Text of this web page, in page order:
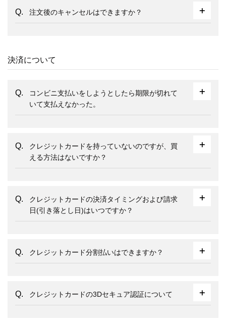
注文後のキャンセルはできますか？
決済について
コンビニ支払いをしようとしたら期限が切れて
いて支払えなかった。
クレジットカードを持っていないのですが、買
える方法はないですか？
クレジットカードの決済タイミングおよび請求
日(引き落とし日)はいつですか？
クレジットカード分割払いはできますか？
クレジットカードの3Dセキュア認証について